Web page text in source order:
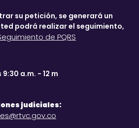
su petición, se generará un
podrá realizar el seguimiento,
de PQRS
a.m. - 12 m
judiciales: